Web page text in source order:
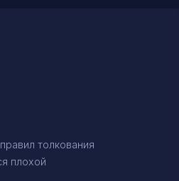
толкования
плохой